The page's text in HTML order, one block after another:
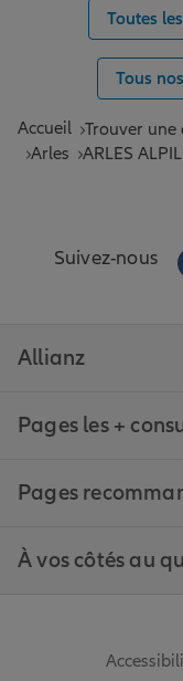
Toutes
Tous
Accueil Trouver une
Arles
ARLES
Suivez-nous
Allianz
Pages les +
Pages
À vos côtés au